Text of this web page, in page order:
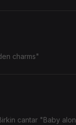
charms"
cantar "Baby